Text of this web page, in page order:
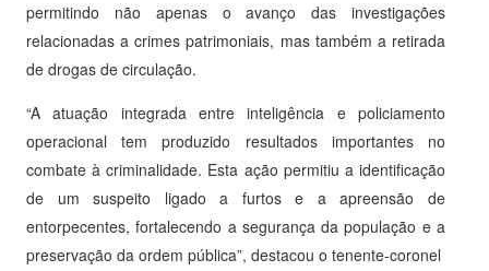
permitindo não apenas o avanço das investigações
relacionadas a crimes patrimoniais, mas também a retirada
de drogas de circulação.
“A atuação integrada entre inteligência e policiamento
operacional tem produzido resultados importantes no
combate à criminalidade. Esta ação permitiu a identificação
de um suspeito ligado a furtos e a apreensão de
entorpecentes, fortalecendo a segurança da população e a
preservação da ordem pública”, destacou o tenente-coronel